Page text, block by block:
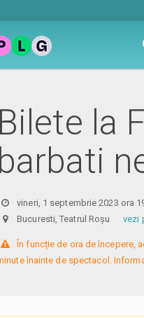
Bilete la
barbati
vineri, 1 septembrie 2023 ora
Bucuresti, Teatrul Roșu vezi
În funcție de ora de începere,
înainte de spectacol.